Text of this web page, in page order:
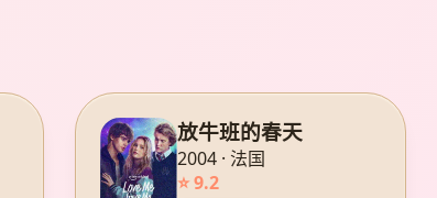
放牛班的春天
2004 · 法国
⭐ 9.2